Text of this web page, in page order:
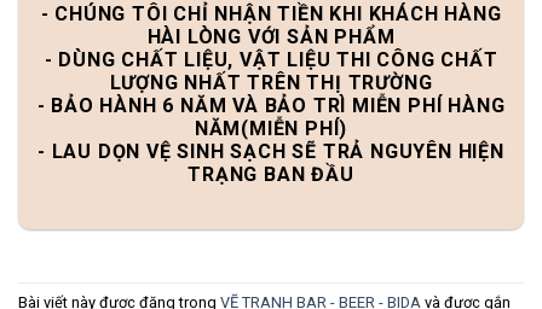
- CHÚNG TÔI CHỈ NHẬN TIỀN KHI KHÁCH HÀNG
HÀI LÒNG VỚI SẢN PHẨM
- DÙNG CHẤT LIỆU, VẬT LIỆU THI CÔNG CHẤT
LƯỢNG NHẤT TRÊN THỊ TRƯỜNG
- BẢO HÀNH 6 NĂM VÀ BẢO TRÌ MIỄN PHÍ HÀNG
NĂM(MIỄN PHÍ)
- LAU DỌN VỆ SINH SẠCH SẼ TRẢ NGUYÊN HIỆN
TRẠNG BAN ĐẦU
Bài viết này được đăng trong VẼ TRANH BAR - BEER - BIDA và được gắn